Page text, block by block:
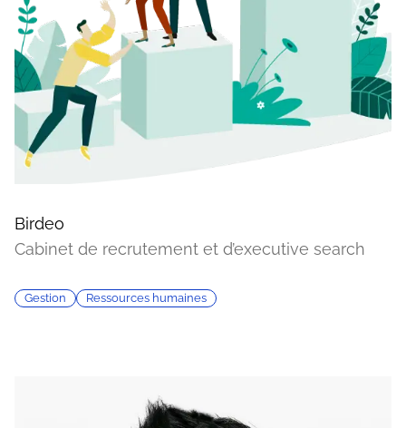
Birdeo
Cabinet de recrutement et d’executive search
Gestion Ressources humaines